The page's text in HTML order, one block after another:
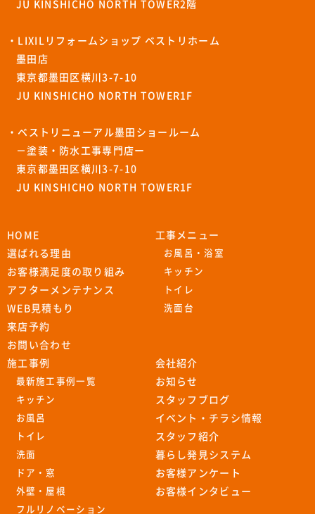
JU KINSHICHO NORTH TOWER2階
・LIXILリフォームショップ ベストリホーム
墨田店
東京都墨田区横川3-7-10
JU KINSHICHO NORTH TOWER1F
・ベストリニューアル墨田ショールーム
－塗装・防水工事専門店ー
東京都墨田区横川3-7-10
JU KINSHICHO NORTH TOWER1F
HOME
選ばれる理由
お客様満足度の取り組み
アフターメンテナンス
WEB見積もり
来店予約
お問い合わせ
工事メニュー
お風呂・浴室
キッチン
トイレ
洗面台
施工事例
最新施工事例一覧
キッチン
お風呂
トイレ
洗面
ドア・窓
外壁・屋根
フルリノベーション
会社紹介
お知らせ
スタッフブログ
イベント・チラシ情報
スタッフ紹介
暮らし発見システム
お客様アンケート
お客様インタビュー